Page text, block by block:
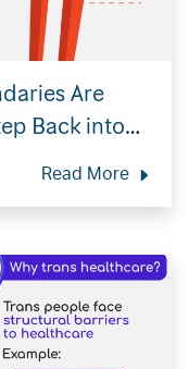
Are
Back into
Our Public
Read More